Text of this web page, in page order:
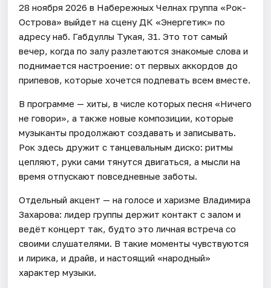
28 ноября 2026 в Набережных Челнах группа «Рок-
Острова» выйдет на сцену ДК «Энергетик» по
адресу наб. Габдуллы Тукая, 31. Это тот самый
вечер, когда по залу разлетаются знакомые слова и
поднимается настроение: от первых аккордов до
припевов, которые хочется подпевать всем вместе.
В программе — хиты, в числе которых песня «Ничего
не говори», а также новые композиции, которые
музыканты продолжают создавать и записывать.
Рок здесь дружит с танцевальным диско: ритмы
цепляют, руки сами тянутся двигаться, а мысли на
время отпускают повседневные заботы.
Отдельный акцент — на голосе и харизме Владимира
Захарова: лидер группы держит контакт с залом и
ведёт концерт так, будто это личная встреча со
своими слушателями. В такие моменты чувствуются
и лирика, и драйв, и настоящий «народный»
характер музыки.